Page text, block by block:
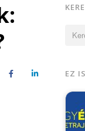
FacebookLinkedIn EZ